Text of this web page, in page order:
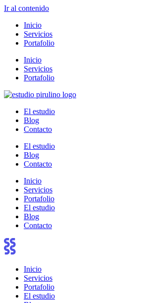
Ir al contenido
Inicio
Servicios
Portafolio
Inicio
Servicios
Portafolio
El estudio
Blog
Contacto
El estudio
Blog
Contacto
Inicio
Servicios
Portafolio
El estudio
Blog
Contacto
Inicio
Servicios
Portafolio
El estudio